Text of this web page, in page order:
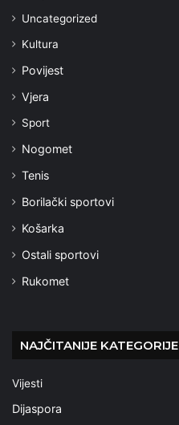
Uncategorized
Kultura
Povijest
Vjera
Sport
Nogomet
Tenis
Borilački sportovi
Košarka
Ostali sportovi
Rukomet
NAJČITANIJE KATEGORIJE
Vijesti
Dijaspora